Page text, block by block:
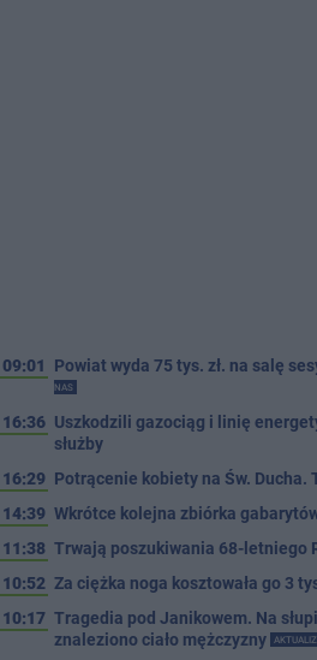
09:01 Powiat wyda 75 tys. zł. na salę
NAS
16:36 Uszkodzili gazociąg i linię
służby
16:29 Potrącenie kobiety na Św. Ducha.
14:39 Wkrótce kolejna zbiórka
11:38 Trwają poszukiwania 68-letniego
10:52 Za ciężka noga kosztowała go 3
10:17 Tragedia pod Janikowem. Na
znaleziono ciało mężczyzny